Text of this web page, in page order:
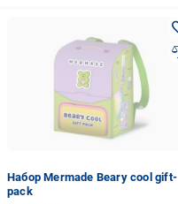
Набор Mermade Beary cool gift-
pack